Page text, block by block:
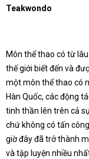
Teakwondo
Môn thể thao có từ
thế giới biết đến và
một môn thể thao có
Hàn Quốc, các động
tinh thần lên trên cả
chứ không có tấn
giờ đây đã trở thành
và tập luyện nhiều